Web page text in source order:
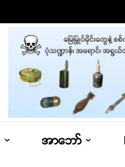
အာဘော်